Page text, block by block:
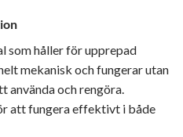
som håller för upprepad
mekanisk och fungerar utan
använda och rengöra.
att fungera effektivt i både